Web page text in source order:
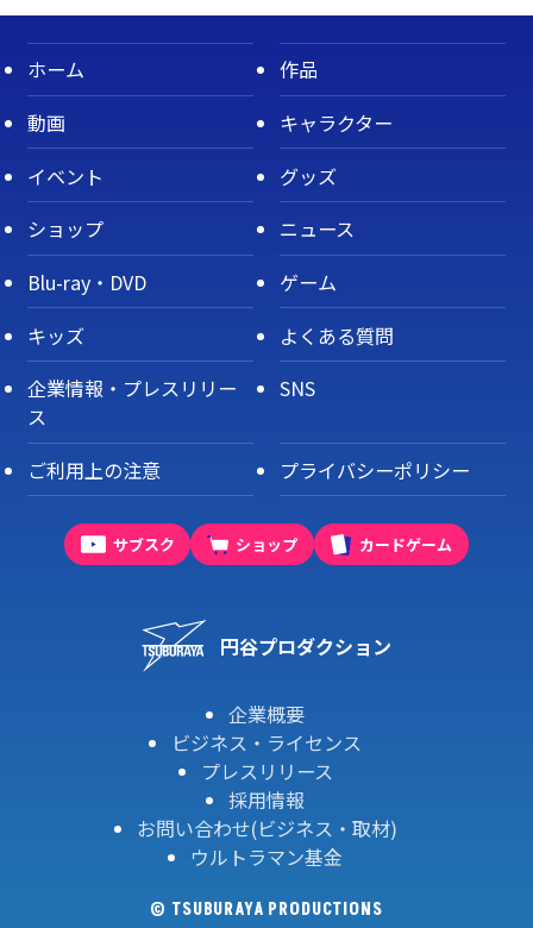
ホーム
作品
動画
キャラクター
イベント
グッズ
ショップ
ニュース
Blu-ray・DVD
ゲーム
キッズ
よくある質問
企業情報・プレスリリー
ス
SNS
ご利用上の注意 プライバシーポリシー
サブスク ショップ カードゲーム
円谷プロダクション
企業概要
ビジネス・ライセンス
プレスリリース
採用情報
お問い合わせ(ビジネス・取材)
ウルトラマン基金
© TSUBURAYA PRODUCTIONS